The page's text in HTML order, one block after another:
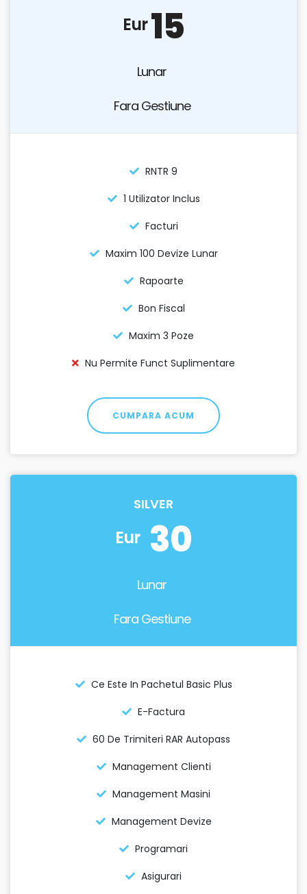
Eur15
Lunar
Fara Gestiune
RNTR 9
1 Utilizator Inclus
Facturi
Maxim 100 Devize Lunar
Rapoarte
Bon Fiscal
Maxim 3 Poze
Nu Permite Funct Suplimentare
CUMPARA ACUM
SILVER
Eur 30
Lunar
Fara Gestiune
Ce Este In Pachetul Basic Plus
E-Factura
60 De Trimiteri RAR Autopass
Management Clienti
Management Masini
Management Devize
Programari
Asigurari